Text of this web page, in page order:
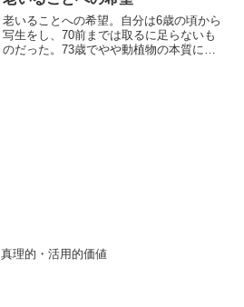
老いることへの希望。自分は6歳の頃から
写生をし、70前までは取るに足らないも
のだった。73歳でやや動植物の本質に迫
真理的・活用的価値